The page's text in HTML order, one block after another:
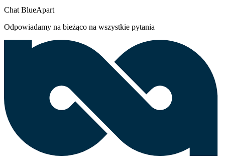
Chat BlueApart
Odpowiadamy na bieżąco na wszystkie pytania